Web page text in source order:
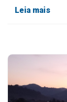
Leia mais